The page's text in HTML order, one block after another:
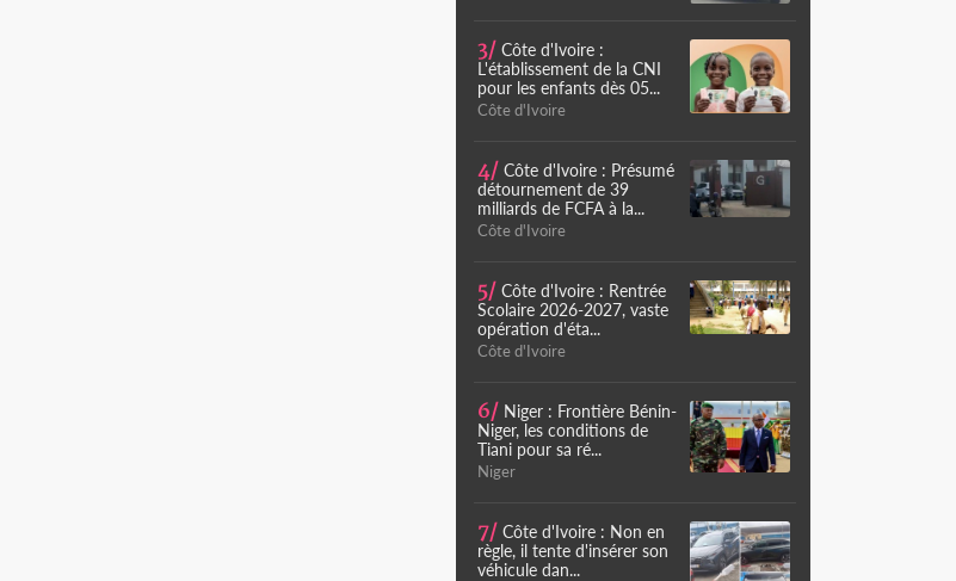
3/ Côte d'Ivoire :
L'établissement de la CNI
pour les enfants dès 05...
Côte d'Ivoire
4/ Côte d'Ivoire : Présumé
détournement de 39
milliards de FCFA à la...
Côte d'Ivoire
5/ Côte d'Ivoire : Rentrée
Scolaire 2026-2027, vaste
opération d'éta...
Côte d'Ivoire
6/ Niger : Frontière Bénin-
Niger, les conditions de
Tiani pour sa ré...
Niger
7/ Côte d'Ivoire : Non en
règle, il tente d'insérer son
véhicule dan...